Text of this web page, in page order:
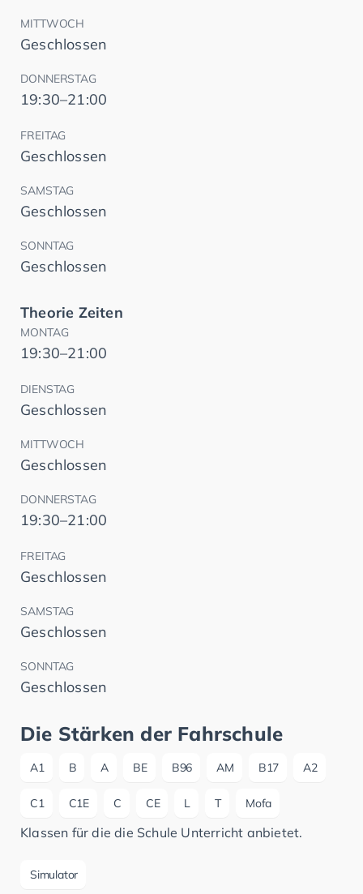
MITTWOCH
Geschlossen
DONNERSTAG
19:30–21:00
FREITAG
Geschlossen
SAMSTAG
Geschlossen
SONNTAG
Geschlossen
Theorie Zeiten
MONTAG
19:30–21:00
DIENSTAG
Geschlossen
MITTWOCH
Geschlossen
DONNERSTAG
19:30–21:00
FREITAG
Geschlossen
SAMSTAG
Geschlossen
SONNTAG
Geschlossen
Die Stärken der Fahrschule
A1 B A BE B96 AM B17 A2
C1 C1E C CE L T Mofa
Klassen für die die Schule Unterricht anbietet.
Simulator